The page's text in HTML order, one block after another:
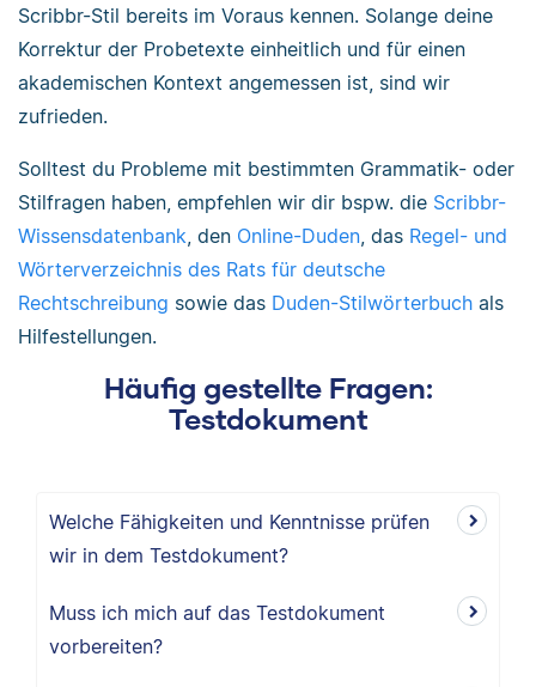
Scribbr-Stil bereits im Voraus kennen. Solange deine
Korrektur der Probetexte einheitlich und für einen
akademischen Kontext angemessen ist, sind wir
zufrieden.
Solltest du Probleme mit bestimmten Grammatik- oder
Stilfragen haben, empfehlen wir dir bspw. die Scribbr-
Wissensdatenbank, den Online-Duden, das Regel- und
Wörterverzeichnis des Rats für deutsche
Rechtschreibung sowie das Duden-Stilwörterbuch als
Hilfestellungen.
Häufig gestellte Fragen:
Testdokument
Welche Fähigkeiten und Kenntnisse prüfen
wir in dem Testdokument?
Muss ich mich auf das Testdokument
vorbereiten?